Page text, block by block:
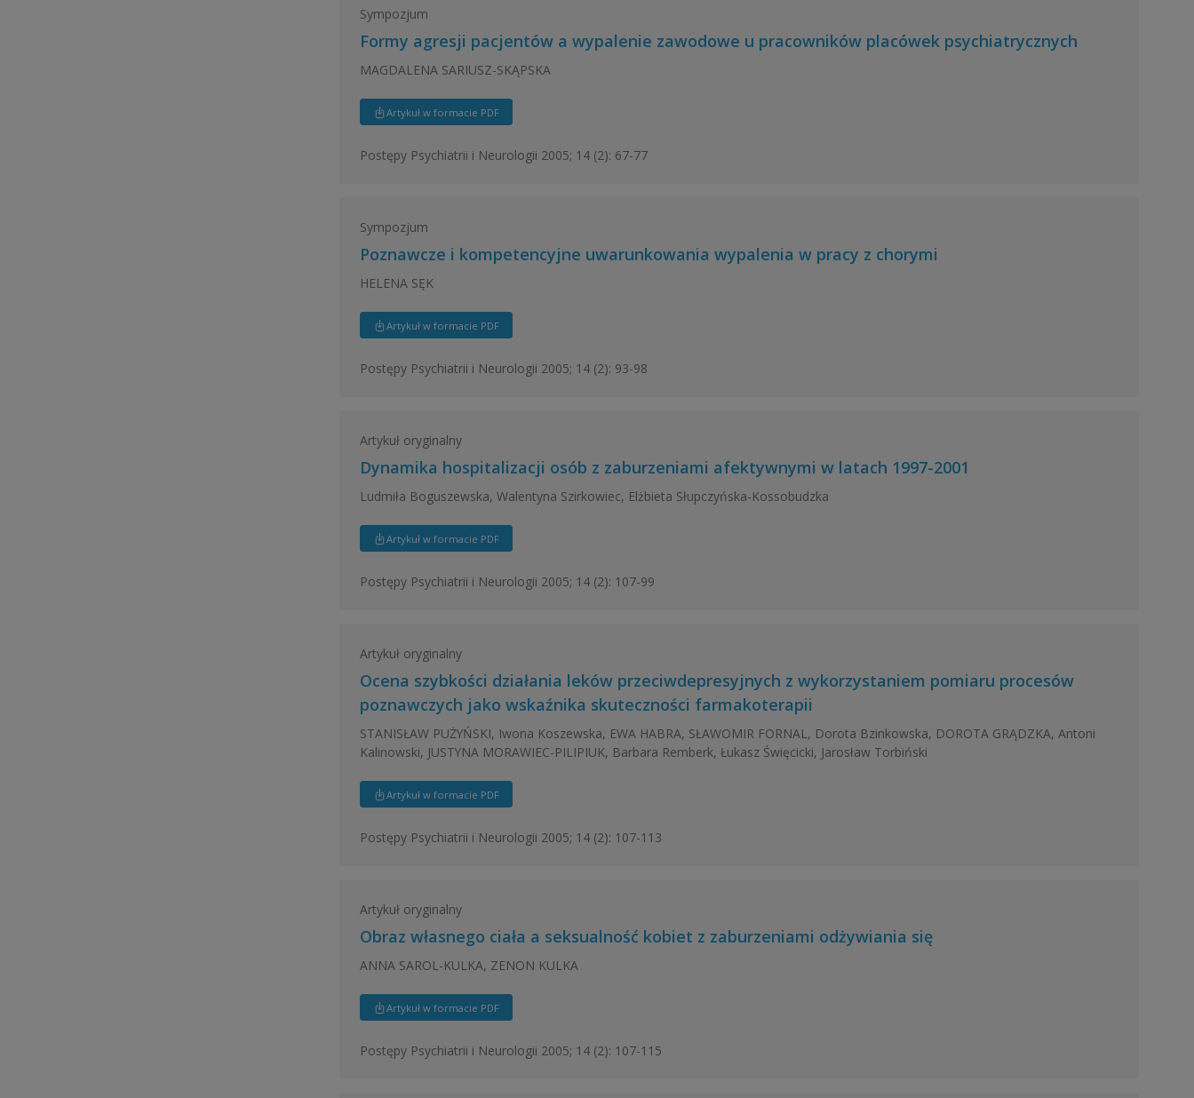
Sympozjum
Formy agresji pacjentów a wypalenie zawodowe u pracowników placówek psychiatrycznych
MAGDALENA SARIUSZ-SKĄPSKA
Artykuł w formacie PDF
Postępy Psychiatrii i Neurologii 2005; 14 (2): 67-77
Sympozjum
Poznawcze i kompetencyjne uwarunkowania wypalenia w pracy z chorymi
HELENA SĘK
Artykuł w formacie PDF
Postępy Psychiatrii i Neurologii 2005; 14 (2): 93-98
Artykuł oryginalny
Dynamika hospitalizacji osób z zaburzeniami afektywnymi w latach 1997-2001
Ludmiła Boguszewska, Walentyna Szirkowiec, Elżbieta Słupczyńska-Kossobudzka
Artykuł w formacie PDF
Postępy Psychiatrii i Neurologii 2005; 14 (2): 107-99
Artykuł oryginalny
Ocena szybkości działania leków przeciwdepresyjnych z wykorzystaniem pomiaru procesów
poznawczych jako wskaźnika skuteczności farmakoterapii
STANISŁAW PUŻYŃSKI, Iwona Koszewska, EWA HABRA, SŁAWOMIR FORNAL, Dorota Bzinkowska, DOROTA GRĄDZKA, Antoni
Kalinowski, JUSTYNA MORAWIEC-PILIPIUK, Barbara Remberk, Łukasz Święcicki, Jarosław Torbiński
Artykuł w formacie PDF
Postępy Psychiatrii i Neurologii 2005; 14 (2): 107-113
Artykuł oryginalny
Obraz własnego ciała a seksualność kobiet z zaburzeniami odżywiania się
ANNA SAROL-KULKA, ZENON KULKA
Artykuł w formacie PDF
Postępy Psychiatrii i Neurologii 2005; 14 (2): 107-115